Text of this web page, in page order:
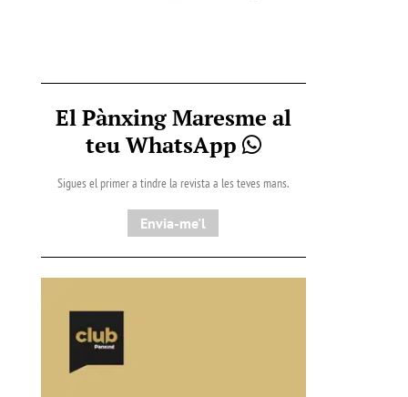
El Pànxing Maresme al
teu WhatsApp
Sigues el primer a tindre la revista a les teves mans.
Envia-me'l